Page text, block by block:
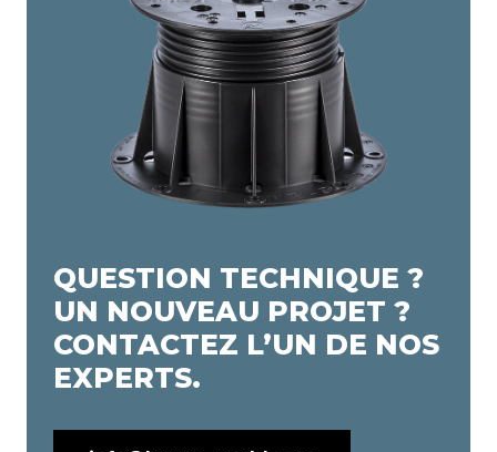
QUESTION TECHNIQUE ?
UN NOUVEAU PROJET ?
CONTACTEZ L’UN DE NOS
EXPERTS.